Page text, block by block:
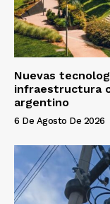
Nuevas
infraestructura
argentino
6 De Agosto De 2026